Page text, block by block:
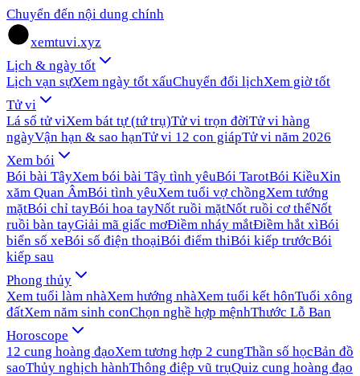
Chuyển đến nội dung chính
xemtuvi.xyz
Lịch & ngày tốt
Lịch vạn sựXem ngày tốt xấuChuyển đổi lịchXem giờ tốt
Tử vi
Lá số tử viXem bát tự (tứ trụ)Tử vi trọn đờiTử vi hàng
ngàyVận hạn & sao hạnTử vi 12 con giápTử vi năm 2026
Xem bói
Bói bài TâyXem bói bài Tây tình yêuBói TarotBói KiềuXin
xăm Quan ÂmBói tình yêuXem tuổi vợ chồngXem tướng
mặtBói chỉ tayBói hoa tayNốt ruồi mặtNốt ruồi cơ thểNốt
ruồi bàn tayGiải mã giấc mơĐiềm nháy mắtĐiềm hắt xìBói
biển số xeBói số điện thoạiBói điểm thiBói kiếp trướcBói
kiếp sau
Phong thủy
Xem tuổi làm nhàXem hướng nhàXem tuổi kết hônTuổi xông
đấtXem năm sinh conChọn nghề hợp mệnhThước Lỗ Ban
Horoscope
12 cung hoàng đạoXem tương hợp 2 cungThần số họcBản đồ
saoThủy nghịch hànhThông điệp vũ trụQuiz cung hoàng đạo